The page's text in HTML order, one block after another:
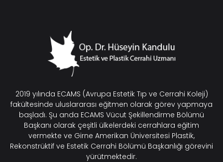
2019 yılında ECAMS (Avrupa Estetik Tıp ve Cerrahi Koleji)
fakültesinde uluslararası eğitmen olarak görev yapmaya
başladı. Şu anda ECAMS Vücut Şekillendirme Bölümü
Başkanı olarak çeşitli ülkelerdeki cerrahlara eğitim
vermekte ve Girne Amerikan Üniversitesi Plastik,
Rekonstrüktif ve Estetik Cerrahi Bölümü Başkanlığı görevini
yürütmektedir.